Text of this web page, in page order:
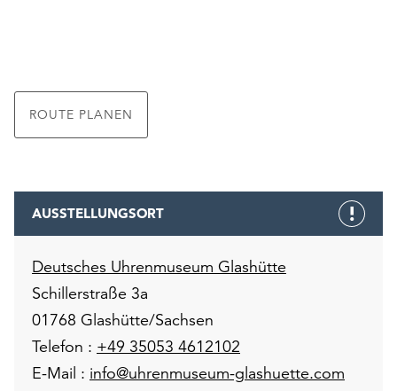
ROUTE PLANEN
AUSSTELLUNGSORT
Deutsches Uhrenmuseum Glashütte
Schillerstraße 3a
01768 Glashütte/Sachsen
Telefon : +49 35053 4612102
E-Mail : info@uhrenmuseum-glashuette.com